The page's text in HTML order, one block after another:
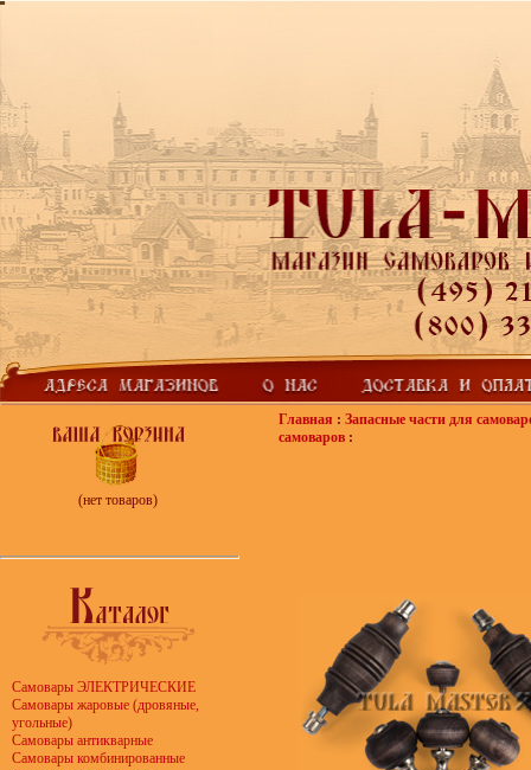
(нет товаров)
Самовары ЭЛЕКТРИЧЕСКИЕ
Самовары жаровые (дровяные,
угольные)
Самовары антикварные
Самовары комбинированные
Главная : Запасные части для
самоваров :